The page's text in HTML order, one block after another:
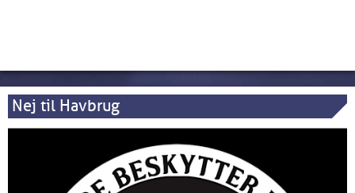
Nej til Havbrug